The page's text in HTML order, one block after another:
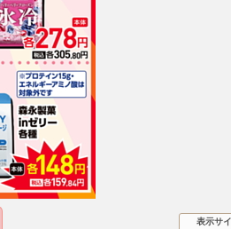
表示サ